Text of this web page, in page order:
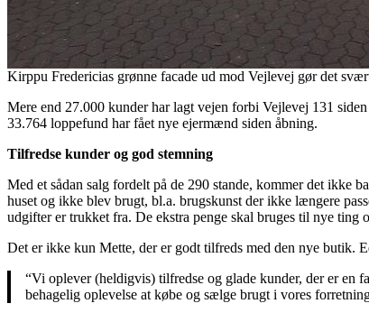
Kirppu Fredericias grønne facade ud mod Vejlevej gør det
Mere end 27.000 kunder har lagt vejen forbi Vejlevej 131
33.764 loppefund har fået nye ejermænd siden åbning.
Tilfredse kunder og god stemning
Med et sådan salg fordelt på de 290 stande, kommer det ikke
huset og ikke blev brugt, bl.a. brugskunst der ikke længere
udgifter er trukket fra. De ekstra penge skal bruges til nye
Det er ikke kun Mette, der er godt tilfreds med den nye butik.
“Vi oplever (heldigvis) tilfredse og glade kunder, der er en
behagelig oplevelse at købe og sælge brugt i vores